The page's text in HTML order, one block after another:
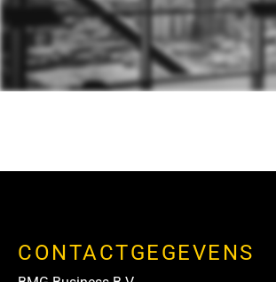
CONTACTGEGEVENS